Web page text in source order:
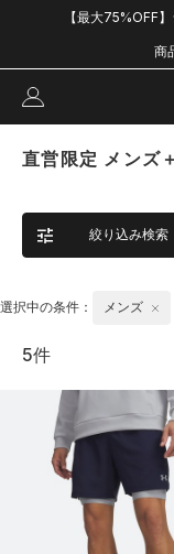
【最大75%OFF
商
直営限定 メンズ
絞り込み検索
選択中の条件： メンズ
5件